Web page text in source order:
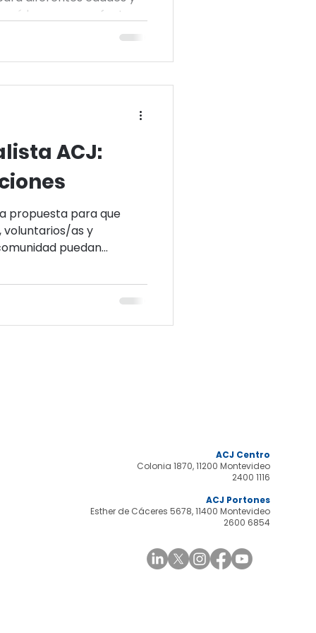
la excusa perfecta
la diversidad y
ACJ:
propuesta para que
voluntarios/as y
puedan
esta experiencia.
ACJ Centro
Colonia 1870, 11200 Montevideo
2400 1116
ACJ Portones
Esther de Cáceres 5678, 11400 Montevideo
2600 6854